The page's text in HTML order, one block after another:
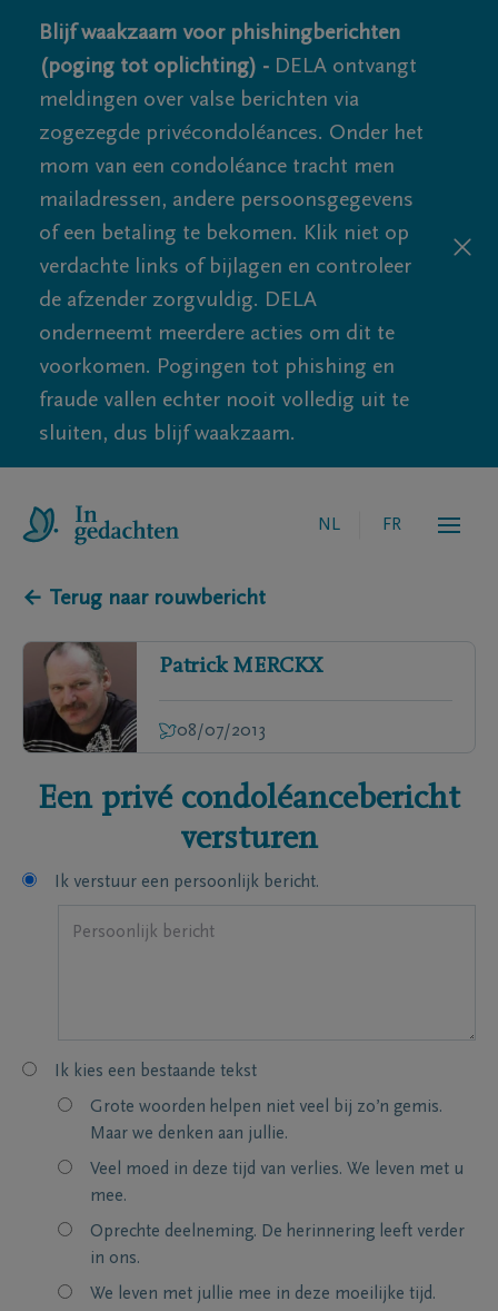
Blijf waakzaam voor phishingberichten
(poging tot oplichting) - DELA ontvangt
meldingen over valse berichten via
zogezegde privécondoléances. Onder het
mom van een condoléance tracht men
mailadressen, andere persoonsgegevens
of een betaling te bekomen. Klik niet op
verdachte links of bijlagen en controleer
de afzender zorgvuldig. DELA
onderneemt meerdere acties om dit te
voorkomen. Pogingen tot phishing en
fraude vallen echter nooit volledig uit te
sluiten, dus blijf waakzaam.
NL FR
← Terug naar rouwbericht
Patrick MERCKX
08/07/2013
Een privé condoléancebericht
versturen
Ik verstuur een persoonlijk bericht.
Ik kies een bestaande tekst
Grote woorden helpen niet veel bij zo’n gemis.
Maar we denken aan jullie.
Veel moed in deze tijd van verlies. We leven met u
mee.
Oprechte deelneming. De herinnering leeft verder
in ons.
We leven met jullie mee in deze moeilijke tijd.